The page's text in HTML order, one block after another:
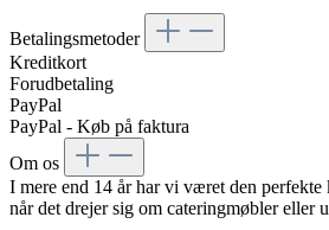
Betalingsmetoder
Kreditkort
Forudbetaling
PayPal
PayPal - Køb på faktura
Om os
I mere end 14 år har vi været den perfekte
når det drejer sig om cateringmøbler eller